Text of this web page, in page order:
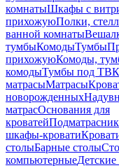
комнатыШкафы с
прихожуюПолки,
ванной комнаты
тумбыКомодыТумбы
прихожуюКомоды,
комодыТумбы под ТВ
матрасыМатрасы
новорожденных
матрасОснования для
кроватей
шкафы-кровати
столыБарные столы
компьютерные